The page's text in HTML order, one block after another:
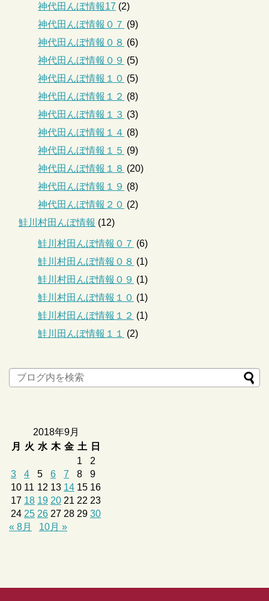
神代田んぼ情報17 (2)
神代田んぼ情報０７ (9)
神代田んぼ情報０８ (6)
神代田んぼ情報０９ (5)
神代田んぼ情報１０ (5)
神代田んぼ情報１２ (8)
神代田んぼ情報１３ (3)
神代田んぼ情報１４ (8)
神代田んぼ情報１５ (9)
神代田んぼ情報１８ (20)
神代田んぼ情報１９ (8)
神代田んぼ情報２０ (2)
鮭川村田んぼ情報 (12)
鮭川村田んぼ情報０７ (6)
鮭川村田んぼ情報０８ (1)
鮭川村田んぼ情報０９ (1)
鮭川村田んぼ情報１０ (1)
鮭川村田んぼ情報１２ (1)
鮭川田んぼ情報１１
(2)
2018年9月
月
火 水 木 金 土
日
1
2
3
4 5 6 7 8
9
10 11 12 13 14 15 16
17 18 19 20 21 22 23
24 25 26 27 28 29 30
« 8月
10月 »